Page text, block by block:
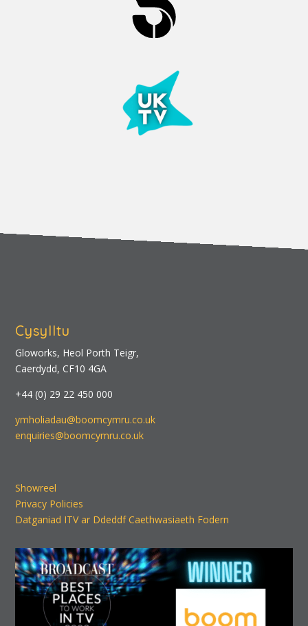
Cysylltu
Gloworks, Heol Porth Teigr,
Caerdydd, CF10 4GA
+44 (0) 29 22 450 000
ymholiadau@boomcymru.co.uk
enquiries@boomcymru.co.uk
Showreel
Privacy Policies
Datganiad ITV ar Ddeddf Caethwasiaeth Fodern